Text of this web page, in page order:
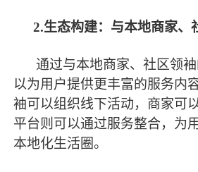
2.生态构建：与本地商家、
通过与本地商家、社区领袖
以为用户提供更丰富的服务内
袖可以组织线下活动，商家可
平台则可以通过服务整合，为
本地化生活圈。